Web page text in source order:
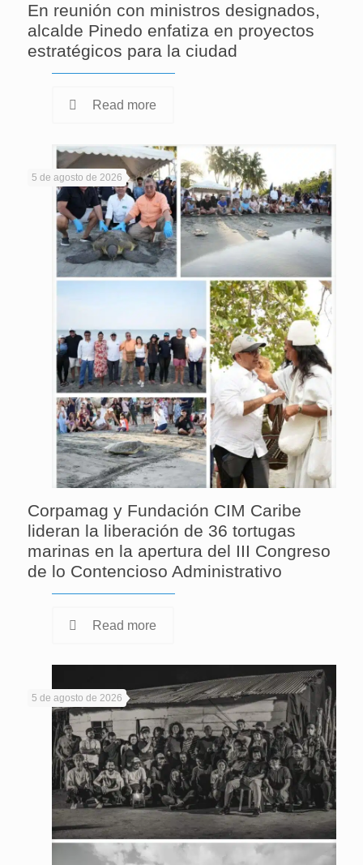
En reunión con ministros designados,
alcalde Pinedo enfatiza en proyectos
estratégicos para la ciudad
Read more
5 de agosto de 2026
Corpamag y Fundación CIM Caribe
lideran la liberación de 36 tortugas
marinas en la apertura del III Congreso
de lo Contencioso Administrativo
Read more
5 de agosto de 2026